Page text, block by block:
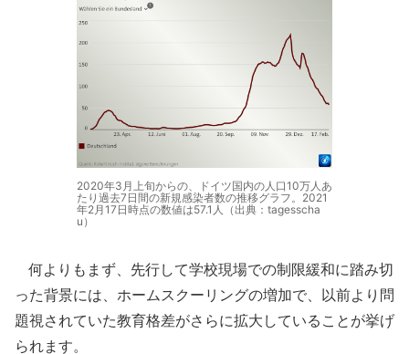
2020年3月上旬からの、ドイツ国内の人口10万人あ
たり過去7日間の新規感染者数の推移グラフ。2021
年2月17日時点の数値は57.1人（出典：tagesscha
u）
何よりもまず、先行して学校現場での制限緩和に踏み切
った背景には、ホームスクーリングの増加で、以前より問
題視されていた教育格差がさらに拡大していることが挙げ
られます。